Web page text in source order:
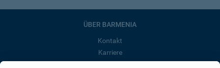
ÜBER BARMENIA
Kontakt
Karriere